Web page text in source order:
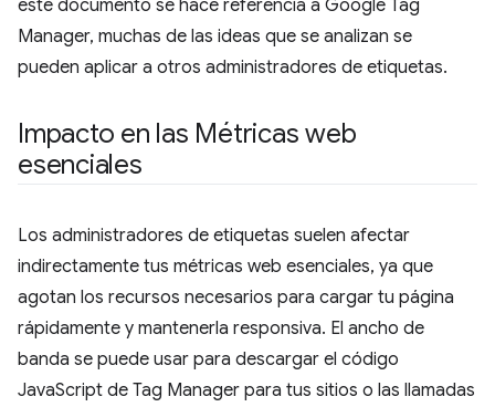
este documento se hace referencia a Google Tag
Manager, muchas de las ideas que se analizan se
pueden aplicar a otros administradores de etiquetas.
Impacto en las Métricas web
esenciales
Los administradores de etiquetas suelen afectar
indirectamente tus métricas web esenciales, ya que
agotan los recursos necesarios para cargar tu página
rápidamente y mantenerla responsiva. El ancho de
banda se puede usar para descargar el código
JavaScript de Tag Manager para tus sitios o las llamadas